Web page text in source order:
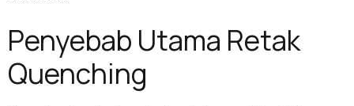
Penyebab Utama Retak
Quenching